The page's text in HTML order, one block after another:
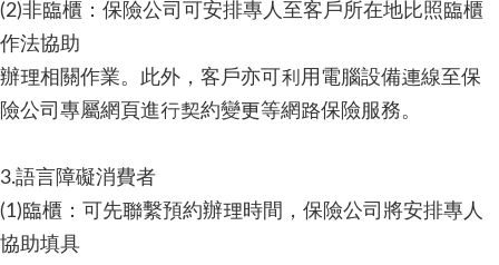
(2)非臨櫃：保險公司可安排專人至客戶所在地比照臨櫃
作法協助
辦理相關作業。此外，客戶亦可利用電腦設備連線至保
險公司專屬網頁進行契約變更等網路保險服務。
3.語言障礙消費者
(1)臨櫃：可先聯繫預約辦理時間，保險公司將安排專人
協助填具